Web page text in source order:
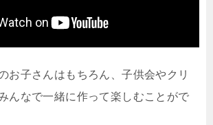
お子さんはもちろん、子供会やクリ
んなで一緒に作って楽しむことがで